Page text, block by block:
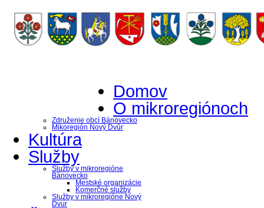
Domov
O mikroregiónoch
Združenie obcí Bánovecko
Mikoregión Nový Dvůr
Kultúra
Služby
Služby v mikroregióne
Bánovecko
Mestské organizácie
Komerčné služby
Služby v mikroregióne Nový
Dvur